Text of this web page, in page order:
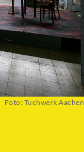
Foto: Tuchwerk Aachen